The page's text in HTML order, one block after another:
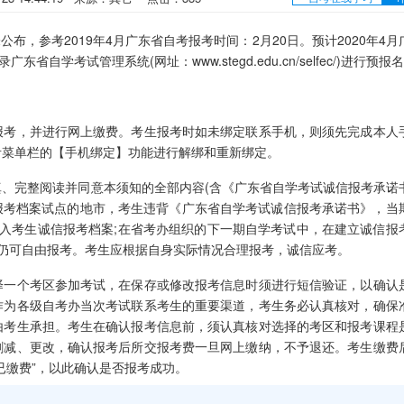
，参考2019年4月广东省自考报考时间：2月20日。预计2020年4月
广东省自学考试管理系统(网址：www.stegd.edu.cn/selfec/)进行预报名
并进行网上缴费。考生报考时如未绑定联系手机，则须先完成本人
单栏的【手机绑定】功能进行解绑和重新绑定。
整阅读并同意本须知的全部内容(含《广东省自学考试诚信报考承诺
档案试点的地市，考生违背《广东省自学考试诚信报考承诺书》，当
考生诚信报考档案;在省考办组织的下一期自学考试中，在建立诚信报
自由报考。考生应根据自身实际情况合理报考，诚信应考。
考区参加考试，在保存或修改报考信息时须进行短信验证，以确认
各级自考办当次考试联系考生的重要渠道，考生务必认真核对，确保
生承担。考生在确认报考信息前，须认真核对选择的考区和报考课程
、更改，确认报考后所交报考费一旦网上缴纳，不予退还。考生缴费
费”，以此确认是否报考成功。